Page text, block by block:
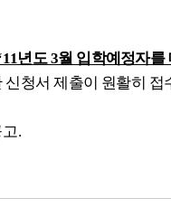
년도 3월 입학예정자
신청서 제출이 원활히
.